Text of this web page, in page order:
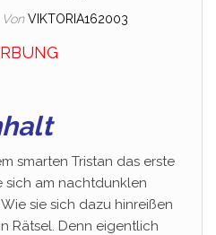
Von VIKTORIA162003
smarten Tristan das erste
sich am nachtdunklen
sie sich dazu hinreißen
Rätsel. Denn eigentlich